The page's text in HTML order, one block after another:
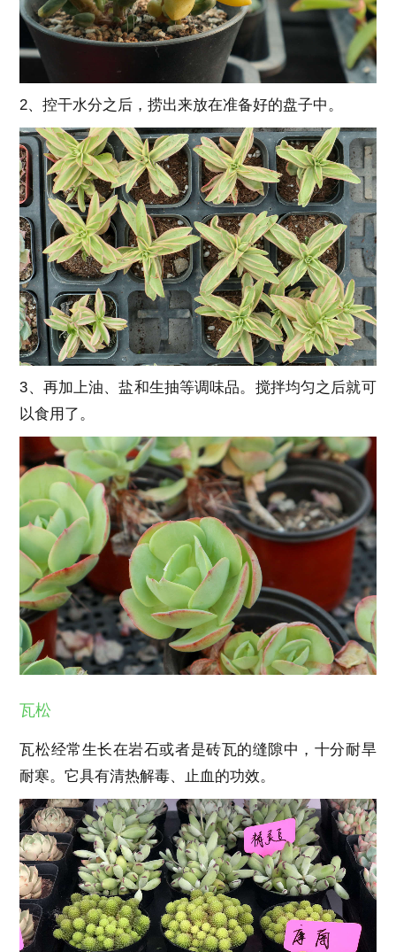
2、控干水分之后，捞出来放在准备好的盘子中。
3、再加上油、盐和生抽等调味品。搅拌均匀之后就可
以食用了。
瓦松
瓦松经常生长在岩石或者是砖瓦的缝隙中，十分耐旱
耐寒。它具有清热解毒、止血的功效。